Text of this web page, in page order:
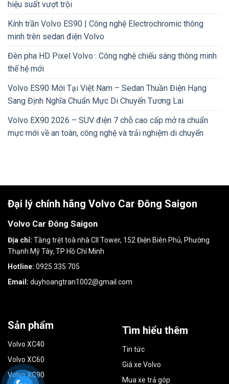
hiệu suất vượt trội
Kính trần Volvo ES90 | Công nghệ Electrochromic thông
minh trên sedan điện Volvo
Đèn pha HD Pixel Volvo : Công nghệ chiếu sáng thông minh
thế hệ mới
Volvo ES90 Mới Tại Việt Nam – Sedan Thuần Điện Hạng
Sang Định Nghĩa Chuẩn Mực Di Chuyển Tương Lai
Volvo EX90 2026 – SUV điện 7 chỗ cao cấp mở ra chuẩn
mực mới về an toàn, công nghệ và trải nghiệm di chuyển
Đại lý chính hãng Volvo Car Đông Saigon
Volvo Car Đông Saigon
Địa chỉ: Tầng trệt toà nhà CII Tower, 152 Điện Biên Phủ, Phường
Thạnh Mỹ Tây, TP Hồ Chí Minh
Hotline: 0925 335 705
Email: duyhoangtran1002@gmail.com
Sản phẩm
Volvo XC40
Volvo XC60
Volvo XC90
Tìm hiểu thêm
Tin tức
Giá xe Volvo
Mua xe trả góp